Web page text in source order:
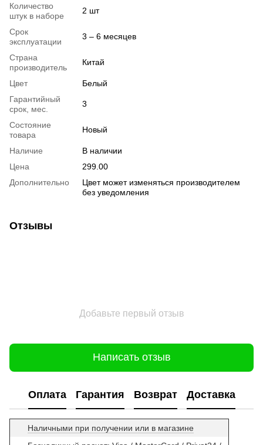
Количество
штук в наборе
2 шт
Срок
эксплуатации
3 – 6 месяцев
Страна
производитель
Китай
Цвет
Белый
Гарантийный
срок, мес.
3
Состояние
товара
Новый
Наличие
В наличии
Цена
299.00
Дополнительно
Цвет может изменяться производителем
без уведомления
Отзывы
Добавьте первый отзыв
Написать отзыв
Оплата Гарантия Возврат Доставка
Наличными при получении или в магазине